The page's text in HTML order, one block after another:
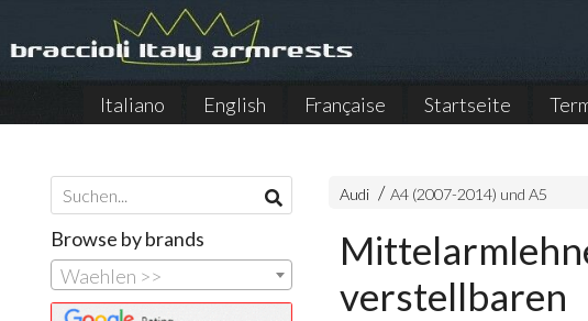
Italiano English Française Startseite
Audi A4 (2007-2014) und A5
verstellbaren
Browse by brands
Waehlen >>